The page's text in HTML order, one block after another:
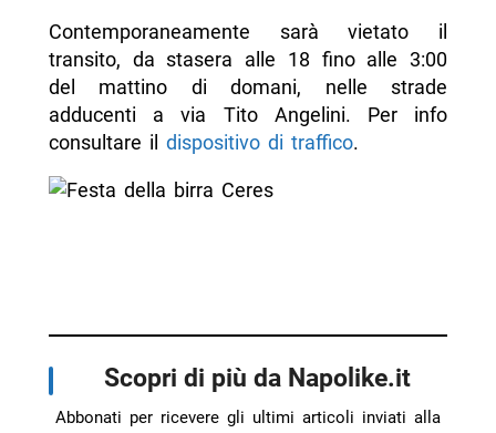
Contemporaneamente sarà vietato il
transito, da stasera alle 18 fino alle 3:00
del mattino di domani, nelle strade
adducenti a via Tito Angelini. Per info
consultare il dispositivo di traffico.
Scopri di più da Napolike.it
Abbonati per ricevere gli ultimi articoli inviati alla